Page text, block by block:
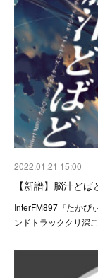
2022.01.21 15:00
【新譜】脳汁どば
InterFM897『たかぴ
ンドトラッククリ深